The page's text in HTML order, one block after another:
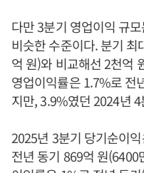
다만 3분기 영업이익 규
비슷한 수준이다. 분기
억 원)와 비교해선 2천억
영업이익률은 1.7%로 전
지만, 3.9%였던 2024년
2025년 3분기 당기순이
전년 동기 869억 원